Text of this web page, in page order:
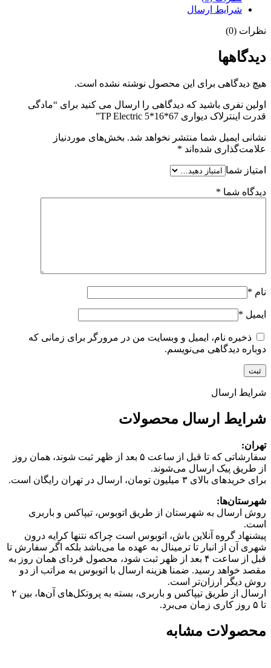
شرایط ارسال
نظرات (0)
دیدگاهها
هیچ دیدگاهی برای این محصول نوشته نشده است.
اولین نفری باشید که دیدگاهی را ارسال می کنید برای “مادگی
قدرت اینترلاک دیواری 67*16*5 TP Electric”
نشانی ایمیل شما منتشر نخواهد شد. بخش‌های موردنیاز
علامت‌گذاری شده‌اند *
امتیاز شما
دیدگاه شما *
نام *
ایمیل *
ذخیره نام، ایمیل و وبسایت من در مرورگر برای زمانی که
دوباره دیدگاهی می‌نویسم.
شرایط ارسال
شرایط ارسال محصولات
تهران:
سفارشاتی که تا قبل از ساعت ۵ بعد از ظهر ثبت شوند، همان روز
از طریق پیک ارسال می‌شوند.
برای خریدهای بالای ۳ میلیون تومان، ارسال در تهران رایگان است.
شهرستان‌ها:
روش ارسال به شهرستان از طریق اتوبوس، تیپاکس و باربری
است.
پیشنهاد گروه آنلاین باش، اتوبوس است چرا‌که نتنها کرایه درون
شهری آن از انبار تا ترمینال به عهده ما می‌باشد بلکه اگر سفارش تا
قبل از ساعت ۴ بعد از ظهر ثبت شود، محصول فردای همان روز به
مقصد خواهد رسید. ضمنا هزینه ارسال با اتوبوس به مراتب از دو
روش دیگر ارزان‌تر است.
ارسال از طریق تیپاکس و باربری، بسته به پروتکل‌های آن‌ها، بین ۲
تا ۵ روز کاری زمان می‌برد.
محصولات مشابه